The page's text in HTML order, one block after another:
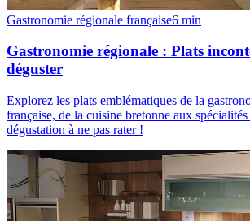
Gastronomie régionale française6 min
Gastronomie régionale : Plats
déguster
Explorez les plats emblématiques de la
française, de la cuisine bretonne aux
dégustation à ne pas rater !